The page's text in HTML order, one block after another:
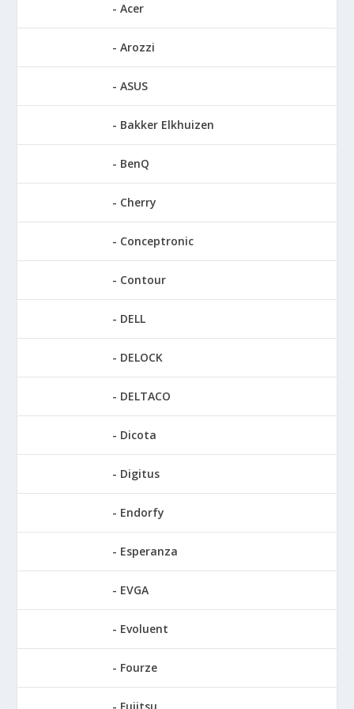
Acer
Arozzi
ASUS
Bakker Elkhuizen
BenQ
Cherry
Conceptronic
Contour
DELL
DELOCK
DELTACO
Dicota
Digitus
Endorfy
Esperanza
EVGA
Evoluent
Fourze